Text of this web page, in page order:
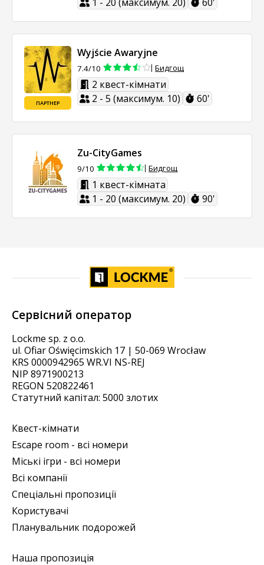
ПАРТНЕР
Wyjście Awaryjne
7.4/10 Бидгощ
2 квест-кімнати
2 - 5 (максимум. 10)
60'
Zu-CityGames
9/10 Бидгощ
1 квест-кімната
1 - 20 (максимум. 20)
90'
Сервісний оператор
Lockme sp. z o.o.
ul. Ofiar Oświęcimskich 17 | 50-069 Wrocław
KRS 0000942965 WR.VI NS-REJ
NIP 8971900213
REGON 520822461
Статутний капітал: 5000 злотих
Квест-кімнати
Escape room - всі номери
Міські ігри - всі номери
Всі компанії
Спеціальні пропозиції
Користувачі
Планувальник подорожей
Наша пропозиція